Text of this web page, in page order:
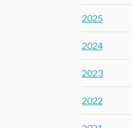
2025
2024
2023
2022